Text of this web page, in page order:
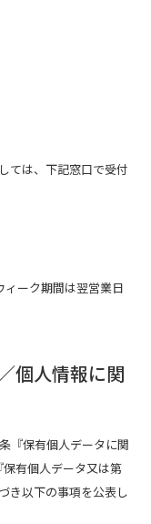
ては、下記窓口で受付
ーク期間は翌営業日
個人情報に関
『保有個人データに関
保有個人データ又は第
き以下の事項を公表し